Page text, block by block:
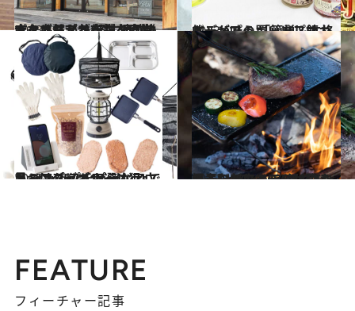
2023.5.6
パタゴニアが新たな直営店をオープン 軽井沢の雄大な自然と共存し 地域の人々と繋がる店舗を目指す
ライフスタイル 2023.5.7
キャンプの買い出しはカルディで！ 「簡単＆本格的」が叶うキャンプ飯
グルメ
2023.4.26
キャンプビギナーは狙い目 Standard Productsで見つける プチプラなアウトドアグッズ13選
ライフスタイル 2023.4.17
【春のアウトドアにはこれ！】 TOKYO CRAFTからこだわりの スタイリッシュな新アイテムが登場！
ライフスタイル
FEATURE
フィーチャー記事